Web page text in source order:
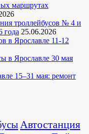
маршрутах
троллейбусов № 4 и
года 25.06.2026
в Ярославле 11-12
в Ярославле 30 мая
15–31 мая: ремонт
Автостанция